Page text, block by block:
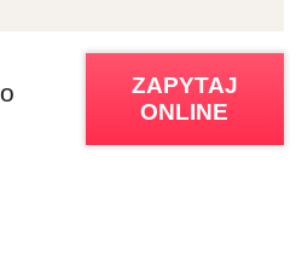
ZAPYTAJ
ONLINE